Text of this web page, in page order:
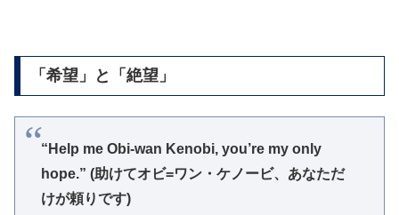
「希望」と「絶望」
“Help me Obi-wan Kenobi, you’re my only
hope.” (助けてオビ=ワン・ケノービ、あなただ
けが頼りです)